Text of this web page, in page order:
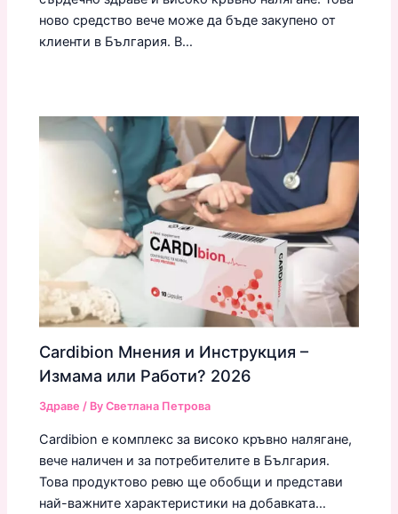
ново средство вече може да бъде закупено от
клиенти в България. В…
Cardibion Мнения и Инструкция –
Измама или Работи? 2026
Здраве / ByСветлана Петрова
Cardibion е комплекс за високо кръвно налягане,
вече наличен и за потребителите в България.
Това продуктово ревю ще обобщи и представи
най-важните характеристики на добавката…